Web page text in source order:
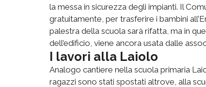
la messa in sicurezza degli impianti. Il
gratuitamente, per trasferire i bambini
palestra della scuola sarà rifatta, ma in
dell’edificio, viene ancora usata dalle
I lavori alla Laiolo
Analogo cantiere nella scuola primaria
ragazzi sono stati spostati altrove, alla